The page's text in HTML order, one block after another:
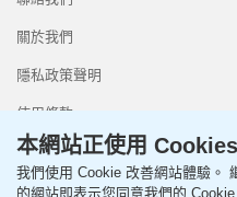
關於我們
隱私政策聲明
使用條款
本網站正使用 Cookies
我們使用 Cookie 改善網站體驗。
的網站即表示您同意我們的 Cookie